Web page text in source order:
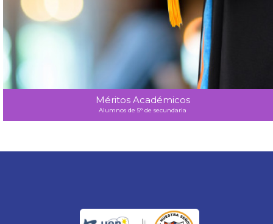
Méritos Académicos
Alumnos de 5° de secundaria